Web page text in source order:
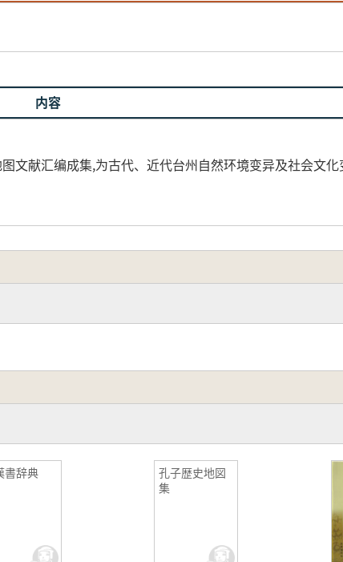
内容
文献汇编成集,为古代、近代台州自然环境变异及社会文
書辞典
孔子歴史地図
集